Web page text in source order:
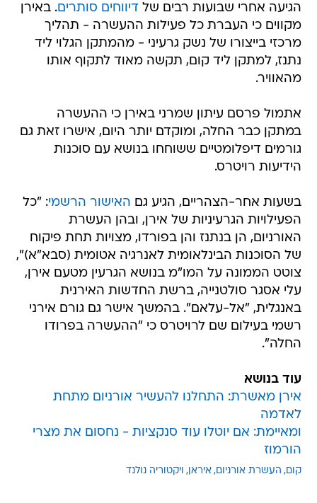
הגיעה אחרי שבועות רבים של דיווחים סותרים. באירן
מקווים כי העברת כל פעילות ההעשרה - תהליך
מרכזי בייצורו של נשק גרעיני - מהמתקן הגלוי ליד
נתנז, למתקן ליד קום, תקשה מאוד לתקוף אותו
מהאוויר.
אתמול פרסם עיתון שמרני באירן כי ההעשרה
במתקן כבר החלה, ומוקדם יותר היום, אישרו זאת גם
גורמים דיפלומטיים ששוחחו בנושא עם סוכנות
הידיעות רויטרס.
בשעות אחר-הצהריים, הגיע גם האישור הרשמי: "כל
הפעילויות הגרעיניות של אירן, ובהן העשרת
האורניום, הן בנתנז והן בפורדו, מצויות תחת פיקוח
של הסוכנות הבינלאומית לאנרגיה אטומית (סבא"א)",
צוטט הממונה על המו"מ בנושא הגרעין מטעם אירן,
עלי אסגר סולטנייה, ברשת החדשות האירנית
באנגלית, "אל-עלאם". בהמשך אישר גם גורם אירני
רשמי בעילום שם לרויטרס כי "ההעשרה בפרודו
החלה".
עוד בנושא
אירן מאשרת: התחלנו להעשיר אורניום מתחת
לאדמה
ומאיימת: אם יוטלו עוד סנקציות - נחסום את מצרי
הורמוז
קום העשרת אורניום איראן ויקטוריה נולנד